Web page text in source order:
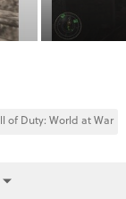
of Duty: World at War